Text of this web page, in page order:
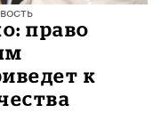
право
к